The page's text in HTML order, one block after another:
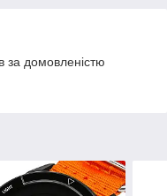
за домовленістю